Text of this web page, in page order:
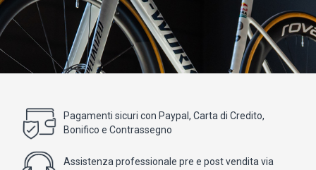
Pagamenti sicuri con Paypal, Carta di Credito,
Bonifico e Contrassegno
Assistenza professionale pre e post vendita via